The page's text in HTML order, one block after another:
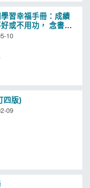
習幸福手冊：成績
或不用功， 念書靠
10
四版)
09